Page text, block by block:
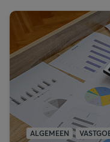
ALGEMEEN